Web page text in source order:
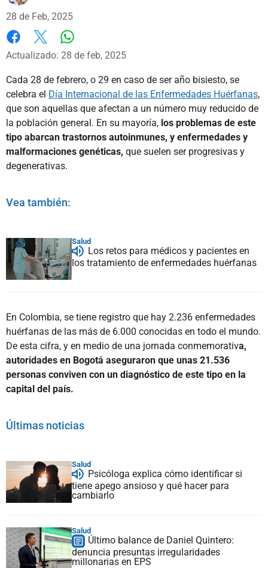
28 de Feb, 2025
Facebook
X
Actualizado: 28 de feb, 2025
Cada 28 de febrero, o 29 en caso de ser año bisiesto, se
celebra el Día Internacional de las Enfermedades Huérfanas,
que son aquellas que afectan a un número muy reducido de
la población general. En su mayoría, los problemas de este
tipo abarcan trastornos autoinmunes, y enfermedades y
malformaciones genéticas, que suelen ser progresivas y
degenerativas.
Vea también:
Salud
Los retos para médicos y pacientes en
los tratamiento de enfermedades huérfanas
En Colombia, se tiene registro que hay 2.236 enfermedades
huérfanas de las más de 6.000 conocidas en todo el mundo.
De esta cifra, y en medio de una jornada conmemorativa,
autoridades en Bogotá aseguraron que unas 21.536
personas conviven con un diagnóstico de este tipo en la
capital del país.
Últimas noticias
Salud
Psicóloga explica cómo identificar si
tiene apego ansioso y qué hacer para
cambiarlo
Salud
Último balance de Daniel Quintero:
denuncia presuntas irregularidades
millonarias en EPS